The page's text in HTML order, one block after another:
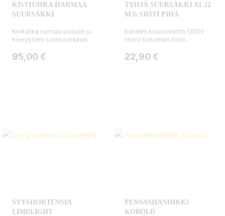
KIVITUHKA HARMAA
SUURSÄKKI
Kivituhka harmaa poluille ja
kiveyksien saumaukseen.
Hinta
95,00 €
TYHJÄ SUURSÄKKI XL (2
M3) SIISTI PIHA
Kahden kuutiometrin (2000
litran) kokoinen Siisti...
Hinta
22,90 €
SYYSHORTENSIA
LIMELIGHT
PENSASHANHIKKI
KOBOLD